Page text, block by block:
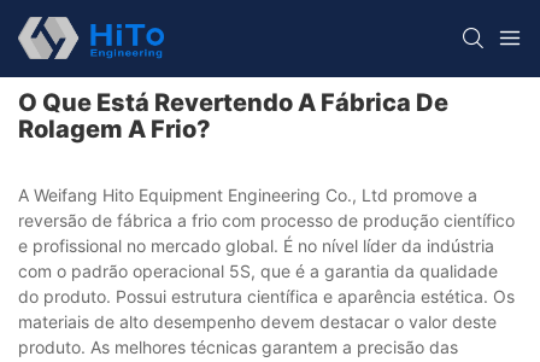
O Que Está Revertendo A Fábrica De
Rolagem A Frio?
A Weifang Hito Equipment Engineering Co., Ltd promove a
reversão de fábrica a frio com processo de produção científico
e profissional no mercado global. É no nível líder da indústria
com o padrão operacional 5S, que é a garantia da qualidade
do produto. Possui estrutura científica e aparência estética. Os
materiais de alto desempenho devem destacar o valor deste
produto. As melhores técnicas garantem a precisão das